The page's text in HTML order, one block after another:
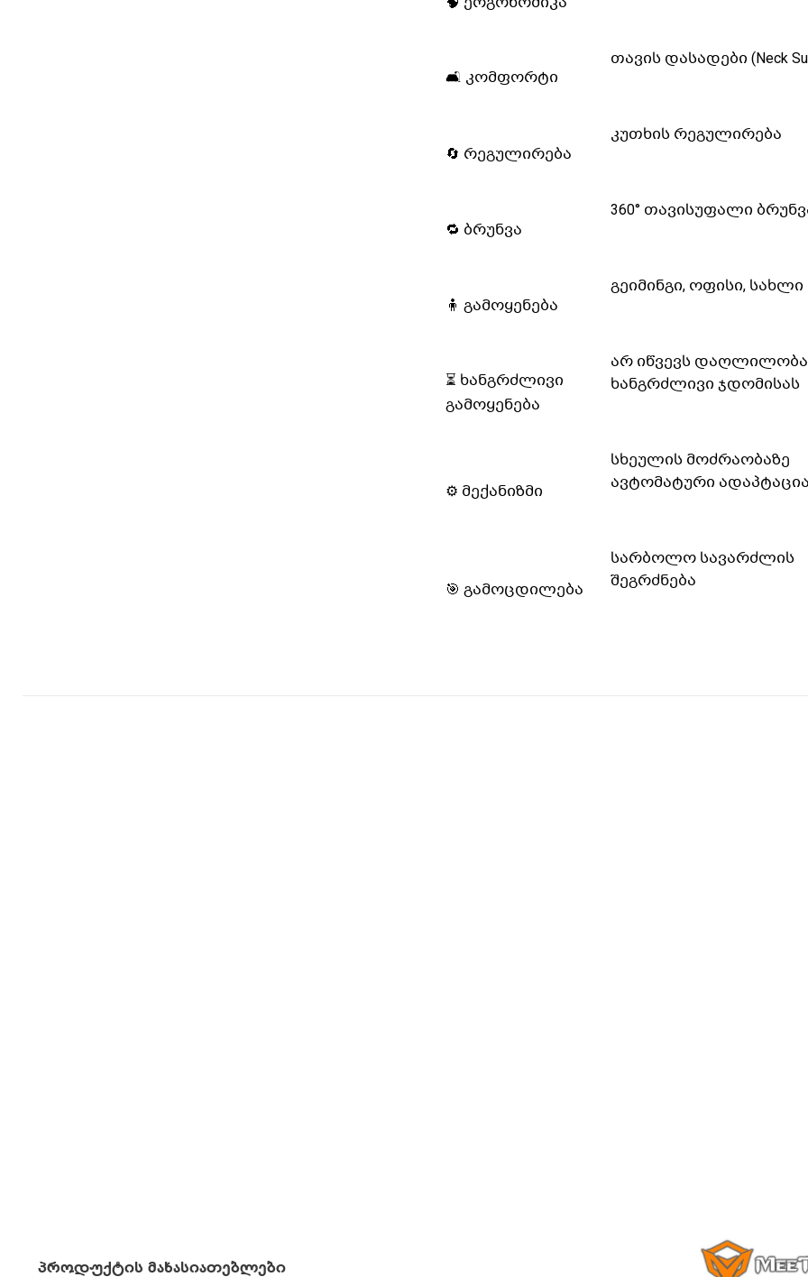
🛋️ კომფორტი
თავის დასადები (Neck
🔄 რეგულირება
კუთხის რეგულირება
🔁 ბრუნვა
360° თავისუფალი
🧍 გამოყენება
გეიმინგი, ოფისი, სახლი
⏳ ხანგრძლივი
გამოყენება
არ იწვევს
ხანგრძლივი ჯდომისას
⚙️ მექანიზმი
სხეულის მოძრაობაზე
ავტომატური ადაპტაცია
🎯 გამოცდილება
სარბოლო სავარძლის
შეგრძნება
პროდუქტის მახასიათებლები